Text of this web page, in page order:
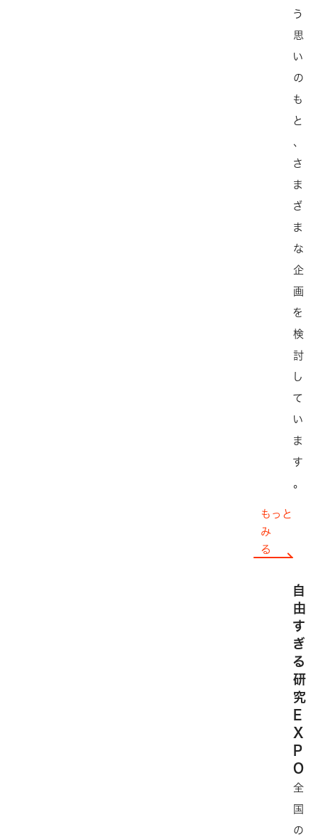
う
思
い
の
も
と
、
さ
ま
ざ
ま
な
企
画
を
検
討
し
て
い
ま
す
。
もっと
み
る
自
由
す
ぎ
る
研
究
E
X
P
O
全
国
の